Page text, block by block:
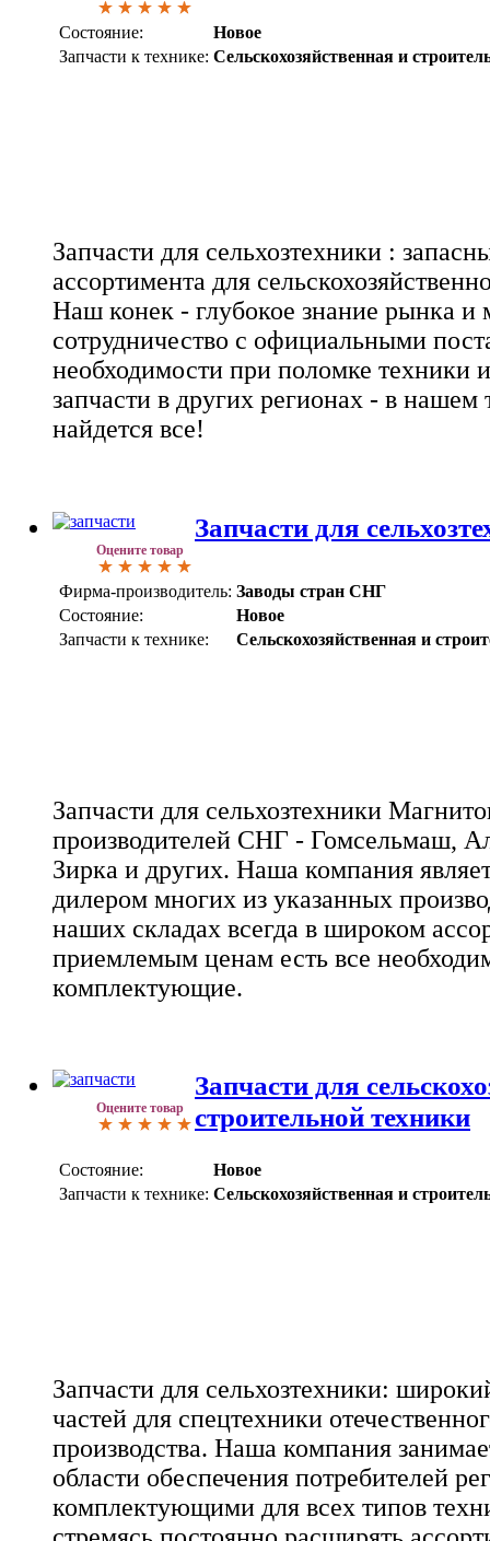
Состояние:
Новое
Запчасти к технике: Сельскохозяйственная и
Запчасти для сельхозтехники :
ассортимента для
Наш конек - глубокое знание рынка и
сотрудничество с официальными
необходимости при поломке техники
запчасти в других регионах - в нашем
найдется все!
Оцените товар
Запчасти для
Фирма-производитель: Заводы стран СНГ
Состояние:
Новое
Запчасти к технике:
Сельскохозяйственная и
Запчасти для сельхозтехники
производителей СНГ - Гомсельмаш,
Зирка и других. Наша компания
дилером многих из указанных
наших складах всегда в широком
приемлемым ценам есть все
комплектующие.
Оцените товар
Запчасти для
строительной техники
Состояние:
Новое
Запчасти к технике: Сельскохозяйственная и
Запчасти для сельхозтехники:
частей для спецтехники
производства. Наша компания
области обеспечения потребителей
комплектующими для всех типов